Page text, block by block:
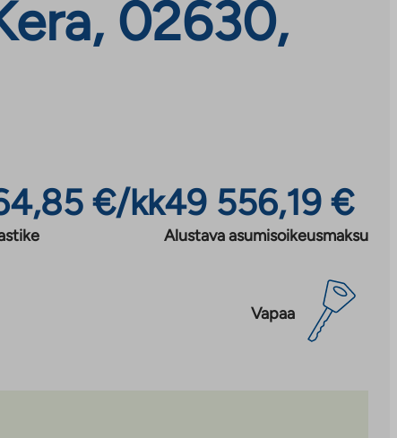
02630,
€/kk49 556,19 €
Alustava asumisoikeusmaksu
Vapaa